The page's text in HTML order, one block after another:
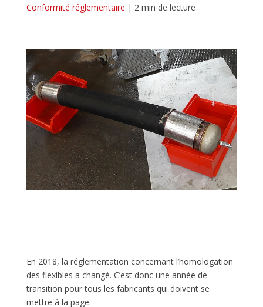
Conformité réglementaire | 2 min de lecture
En 2018, la réglementation concernant l’homologation
des flexibles a changé. C’est donc une année de
transition pour tous les fabricants qui doivent se
mettre à la page.